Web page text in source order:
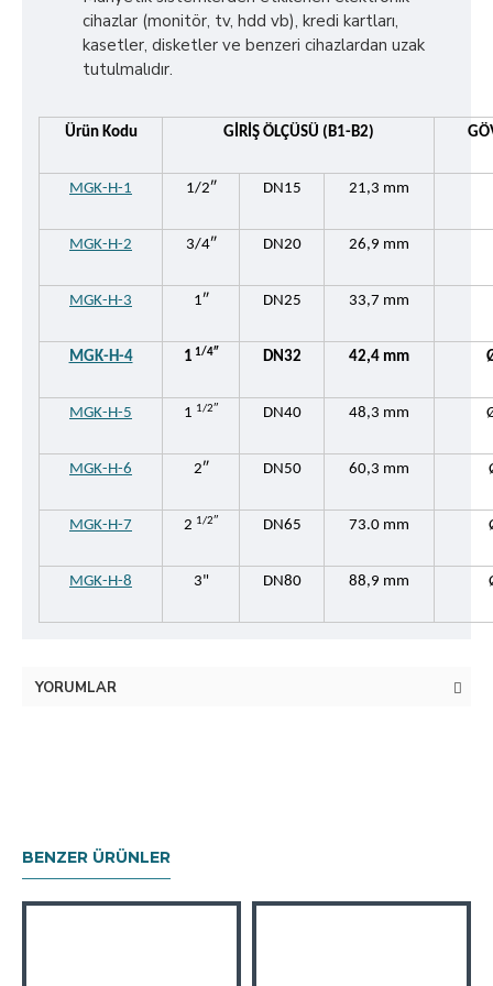
cihazlar (monitör, tv, hdd vb), kredi kartları,
kasetler, disketler ve benzeri cihazlardan uzak
tutulmalıdır.
Ürün Kodu GİRİŞ ÖLÇÜSÜ (B1-B2)
MGK-H-1 1/2″ DN15 21,3 mm
MGK-H-2 3/4″ DN20 26,9 mm
MGK-H-3 1″ DN25 33,7 mm
MGK-H-4 1 1/4″ DN32 42,4 mm
MGK-H-5 1 1/2″ DN40 48,3 mm
MGK-H-6 2″ DN50 60,3 mm
MGK-H-7 2 1/2″ DN65 73.0 mm
MGK-H-8 3" DN80 88,9 mm
YORUMLAR
BENZER ÜRÜNLER